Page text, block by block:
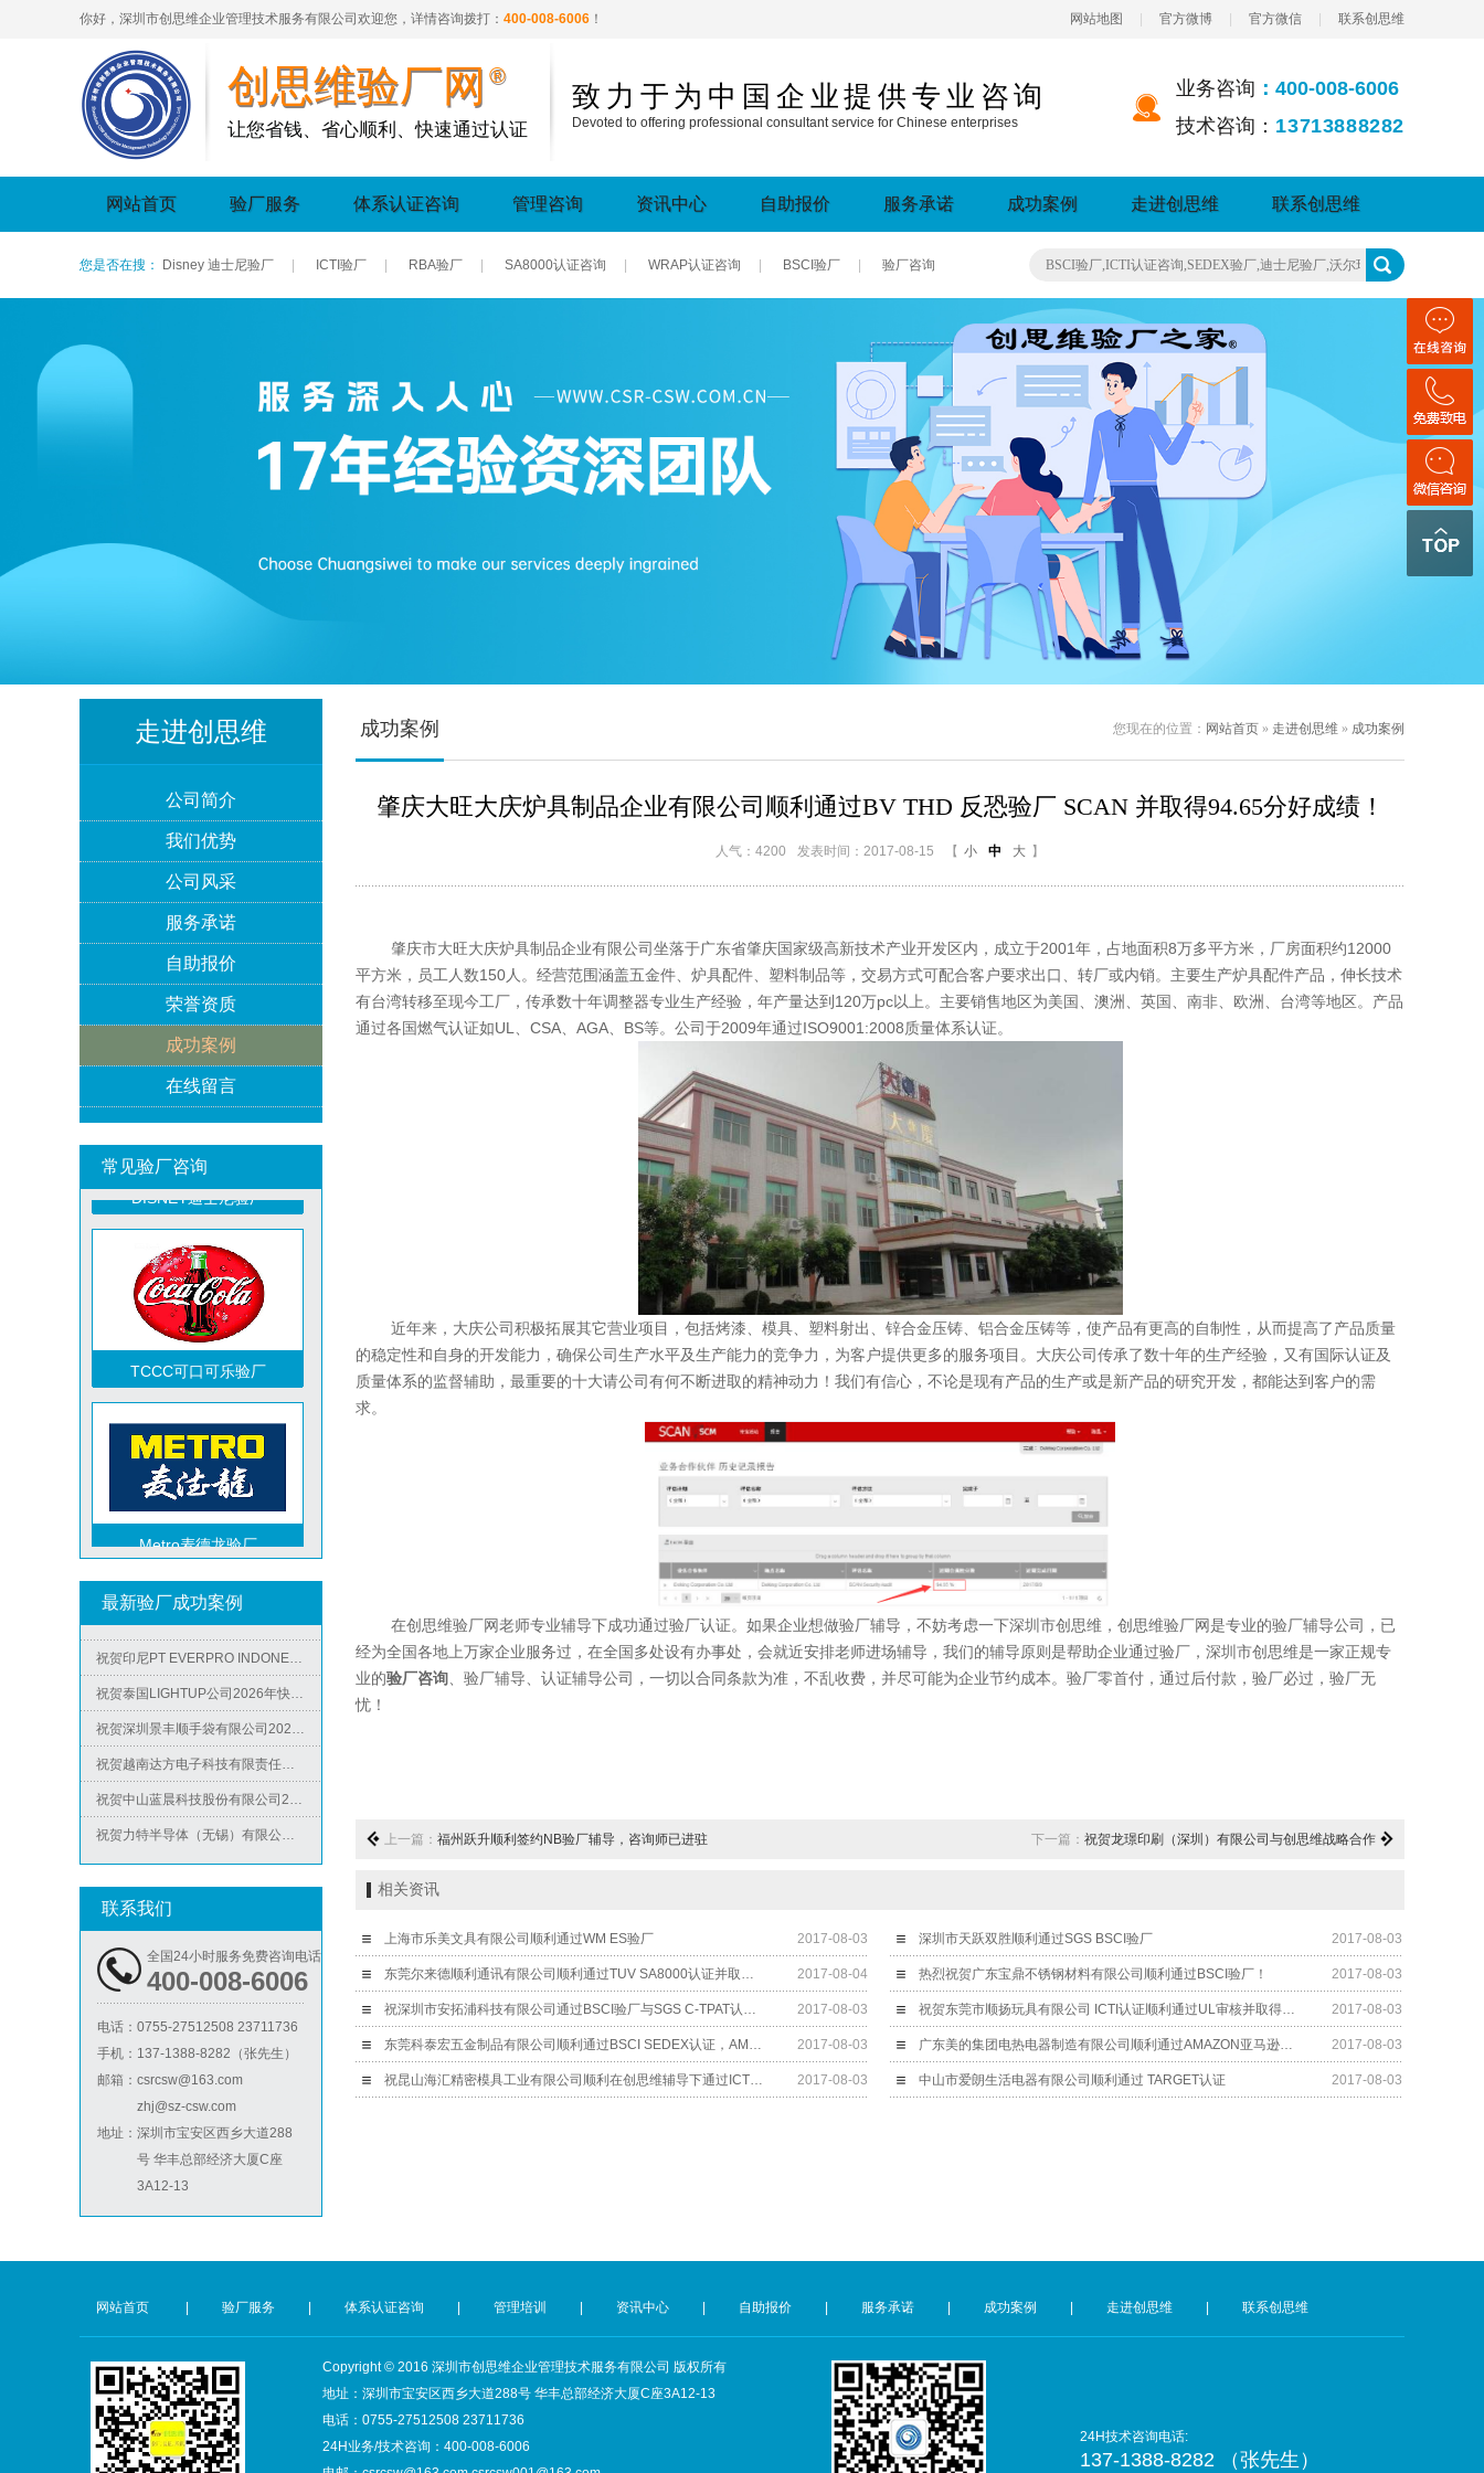
你好，深圳市创思维企业管理技术服务有限公司欢迎您，详情咨询拨打： 400-008-6006 ！ 网站地图 官方微博 官方微信 联系创思维
创思维验厂网 ®
让您省钱、省心顺利、快速通过认证
致力于为中国企业提供专业咨询
Devoted to offering professional consultant service for Chinese enterprises
业务咨询 ：400-008-6006
技术咨询： 13713888282
网站首页 验厂服务 体系认证咨询 管理咨询 资讯中心 自助报价 服务承诺 成功案例 走进创思维 联系创思维
您是否在搜： Disney 迪士尼验厂 ICTI验厂 RBA验厂 SA8000认证咨询 WRAP认证咨询 BSCI验厂 验厂咨询
走进创思维
公司简介
我们优势
公司风采
服务承诺
自助报价
荣誉资质
成功案例
在线留言
常见验厂咨询
BSCI验厂
ICTI验厂
ICS验厂
BSCI验厂
最新验厂成功案例
祝贺印尼PT EVERPRO INDONESIA TECHNOLOGIES公司2026年快速通过RBA-VAP审核
祝贺泰国LIGHTUP公司2026年快速通过SCAN验厂审核并取得99分
祝贺深圳景丰顺手袋有限公司2026年快速通过SGS-GRS认证
祝贺越南达方电子科技有限责任公司2026年快速通过RBA-VAP审核并取得178分银牌
祝贺中山蓝晨科技股份有限公司2026年快速通过BSCI验厂-B级
祝贺力特半导体（无锡）有限公司2026年快速通过RBA-VAP认证审核并取得170.2分
祝贺立讯技术（越南）有限公司2026年快速通过RBA-VAP认证审核，斩获金牌评级！
祝贺印尼PT EVERPRO INDONESIA TECHNOLOGIES公司2026年快速通过RBA-VAP审核
联系我们
全国24小时服务免费咨询电话
400-008-6006
电话： 0755-27512508 23711736
手机： 137-1388-8282（张先生）
邮箱： csrcsw@163.com
zhj@sz-csw.com
地址： 深圳市宝安区西乡大道288
号 华丰总部经济大厦C座
3A12-13
成功案例 您现在的位置： 网站首页 » 走进创思维 » 成功案例
肇庆大旺大庆炉具制品企业有限公司顺利通过BV THD 反恐验厂 SCAN 并取得94.65分好成绩！
人气：4200 发表时间：2017-08-15 【 小 中 大 】
肇庆市大旺大庆炉具制品企业有限公司坐落于广东省肇庆国家级高新技术产业开发区内，成立于2001年，占地面积8万多平方米，厂房面积约12000
平方米，员工人数150人。经营范围涵盖五金件、炉具配件、塑料制品等，交易方式可配合客户要求出口、转厂或内销。主要生产炉具配件产品，伸长技术
有台湾转移至现今工厂，传承数十年调整器专业生产经验，年产量达到120万pc以上。主要销售地区为美国、澳洲、英国、南非、欧洲、台湾等地区。产品
通过各国燃气认证如UL、CSA、AGA、BS等。公司于2009年通过ISO9001:2008质量体系认证。
近年来，大庆公司积极拓展其它营业项目，包括烤漆、模具、塑料射出、锌合金压铸、铝合金压铸等，使产品有更高的自制性，从而提高了产品质量
的稳定性和自身的开发能力，确保公司生产水平及生产能力的竞争力，为客户提供更多的服务项目。 大庆公司传承了数十年的生产经验，又有国际认证及
质量体系的监督辅助，最重要的十大请公司有何不断进取的精神动力！我们有信心，不论是现有产品的生产或是新产品的研究开发，都能达到客户的需
求。
在创思维验厂网老师专业辅导下成功通过验厂认证。如果企业想做验厂辅导，不妨考虑一下深圳市创思维，创思维验厂网是专业的验厂辅导公司，已
经为全国各地上万家企业服务过，在全国多处设有办事处，会就近安排老师进场辅导，我们的辅导原则是帮助企业通过验厂，深圳市创思维是一家正规专
业的验厂咨询 、验厂辅导、认证辅导公司，一切以合同条款为准，不乱收费，并尽可能为企业节约成本。验厂零首付，通过后付款，验厂必过，验厂无
忧！
上一篇： 福州跃升顺利签约NB验厂辅导，咨询师已进驻 下一篇： 祝贺龙璟印刷（深圳）有限公司与创思维战略合作
相关资讯
上海市乐美文具有限公司顺利通过WM ES验厂 2017-08-03 深圳市天跃双胜顺利通过SGS BSCI验厂 2017-08-03
东莞尔来德顺利通讯有限公司顺利通过TUV SA8000认证并取得证书 2017-08-04 热烈祝贺广东宝鼎不锈钢材料有限公司顺利通过BSCI验厂！ 2017-08-03
祝深圳市安拓浦科技有限公司通过BSCI验厂与SGS C-TPAT认证，C-TPAT证书取得行业最高100分 2017-08-03 祝贺东莞市顺扬玩具有限公司 ICTI认证顺利通过UL审核并取得A级证书 2017-08-03
东莞科泰宏五金制品有限公司顺利通过BSCI SEDEX认证​，AMAZON认证辅导​ 2017-08-03 广东美的集团电热电器制造有限公司顺利通过AMAZON亚马逊验厂 2017-08-03
祝昆山海汇精密模具工业有限公司顺利在创思维辅导下通过ICTI认证审核 2017-08-03 中山市爱朗生活电器有限公司顺利通过 TARGET认证 2017-08-03
网站首页 | 验厂服务 | 体系认证咨询 | 管理培训 | 资讯中心 | 自助报价 | 服务承诺 | 成功案例 | 走进创思维 | 联系创思维
Copyright © 2016 深圳市创思维企业管理技术服务有限公司 版权所有
地址：深圳市宝安区西乡大道288号 华丰总部经济大厦C座3A12-13
电话：0755-27512508 23711736
24H业务/技术咨询：400-008-6006
24H技术咨询电话:
137-1388-8282 （张先生）